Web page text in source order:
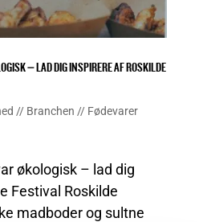
– LAD DIG INSPIRERE AF ROSKILDE
// Branchen // Fødevarer
økologisk – lad dig
Festival Roskilde
madboder og sultne